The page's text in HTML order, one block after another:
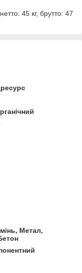
45 кг, брутто: 47
Метал,